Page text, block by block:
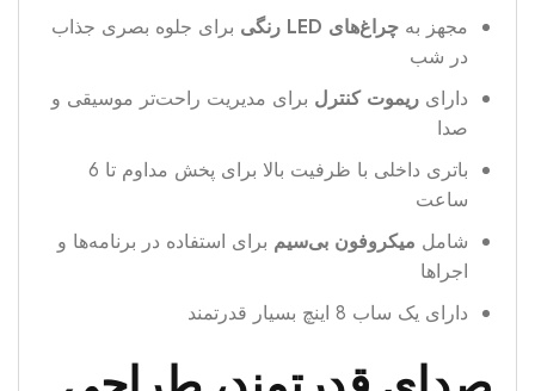
مجهز به چراغ‌های LED رنگی
برای جلوه بصری جذاب
در شب
دارای ریموت کنترل برای مدیریت راحت‌تر موسیقی و
صدا
باتری داخلی با ظرفیت بالا برای پخش مداوم تا 6
ساعت
شامل میکروفون بی‌سیم برای استفاده در برنامه‌ها و
اجراها
دارای یک ساب 8 اینچ بسیار قدرتمند